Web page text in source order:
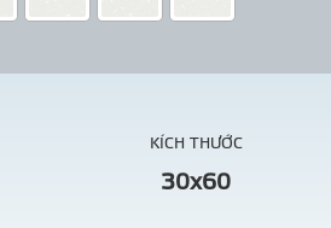
KÍCH THƯỚC
30x60